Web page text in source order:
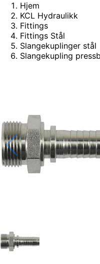
Hjem
KCL Hydraulikk
Fittings
Fittings Stål
Slangekuplinger stål
Slangekupling